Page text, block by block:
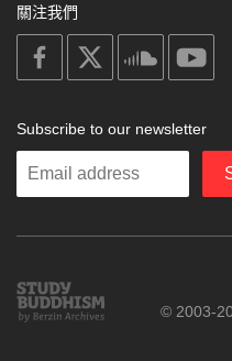
關注我們
on
facebook
Subscribe to our newsletter
Enter
Study
Buddhism
© 2003-